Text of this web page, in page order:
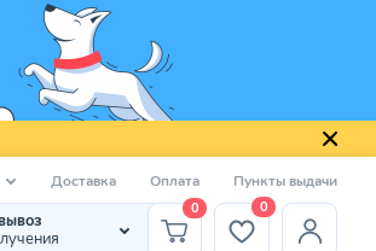
Доставка Оплата Пункты выдачи
0 0